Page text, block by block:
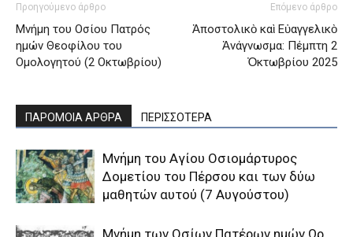
Προηγούμενο άρθρο
Μνήμη του Oσίου Πατρός
ημών Θεοφίλου του
Oμολογητού (2 Οκτωβρίου)
Επόμενο άρθρο
Ἀποστολικὸ καὶ Εὐαγγελικὸ
Ἀνάγνωσμα: Πέμπτη 2
Ὀκτωβρίου 2025
ΠΑΡΟΜΟΙΑ ΑΡΘΡΑ ΠΕΡΙΣΣΟΤΕΡΑ
Μνήμη του Aγίου Oσιομάρτυρος
Δομετίου του Πέρσου και των δύω
μαθητών αυτού (7 Αυγούστου)
Μνήμη των Οσίων Πατέρων ημών Ωρ